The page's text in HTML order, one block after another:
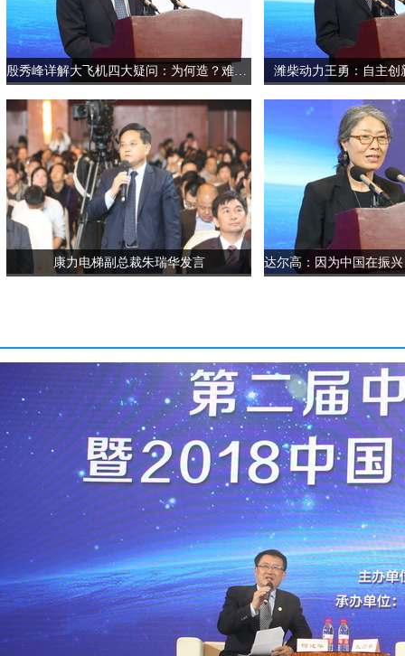
陈钢:提升品牌价值 增强经济高质量发展优势
达尔高 瑞典隆德大学服务管理研究所教授、国际质量科学院院士
主题：从“ 工匠精神 到
殷秀峰 中国商飞新闻中心主任
王 勇 潍柴动力党委书记
中国集群品牌联盟成立启动仪式
第三环节：互动论坛
话题一：品质革命、品牌打造与品牌保护
主持人：何建华 上海社会科学院副院长
互动嘉宾：孔刃非 赣州市政协副主席
徐浩宇 扬子江药业集团副董事长
周广军 稻香村食品集团股份有限公司
金建华 上海培罗蒙西服公司董事长
互动嘉宾：洪自强 泉州市人民政府副市长
唐 风 迪思传媒高级副总裁
周小钰 上海苏宁易购副总经理
刘新新 山东五征集团副总经理
第四环节：2018中国品牌价值百强榜发布
1、介绍2018中国品牌价值百强榜产生情况（视频播放，5分钟）
2、揭晓2018中国品牌价值百强榜（10分钟）
3、邀请2018中国品牌价值百强榜代表发表感言（10分钟）
代表企业发表感言：周升和阿里巴巴集团平台治理副总裁
主持人宣布第二届中国品牌发展论坛暨2018中国品牌价值百强榜发布
殷秀峰详解大飞机四大疑问：为何造？难在哪？国产化？安全吗？ 潍柴动力王勇：自主创
康力电梯副总裁朱瑞华发言